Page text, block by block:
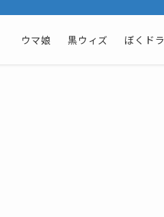
ウマ娘 黒ウィズ ぼくドラ